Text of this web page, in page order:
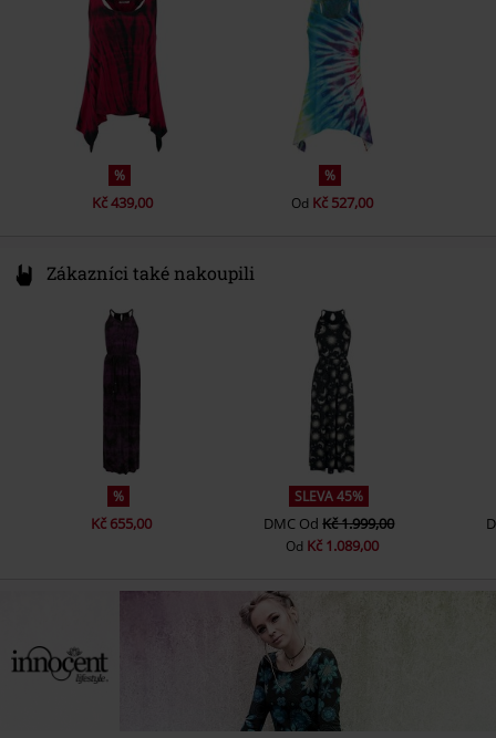
info@innocentclothingltd.com
%
Kč 439,00
%
Od Kč 527,00
Zákazníci také nakoupili
%
Kč 655,00
SLEVA 45%
DMC OdKč 1.999,00
Od Kč 1.089,00